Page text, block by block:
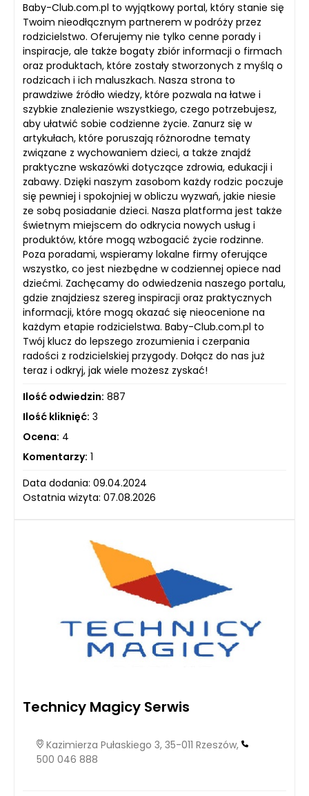
Baby-Club.com.pl to wyjątkowy portal, który stanie się
Twoim nieodłącznym partnerem w podróży przez
rodzicielstwo. Oferujemy nie tylko cenne porady i
inspiracje, ale także bogaty zbiór informacji o firmach
oraz produktach, które zostały stworzonych z myślą o
rodzicach i ich maluszkach. Nasza strona to
prawdziwe źródło wiedzy, które pozwala na łatwe i
szybkie znalezienie wszystkiego, czego potrzebujesz,
aby ułatwić sobie codzienne życie. Zanurz się w
artykułach, które poruszają różnorodne tematy
związane z wychowaniem dzieci, a także znajdź
praktyczne wskazówki dotyczące zdrowia, edukacji i
zabawy. Dzięki naszym zasobom każdy rodzic poczuje
się pewniej i spokojniej w obliczu wyzwań, jakie niesie
ze sobą posiadanie dzieci. Nasza platforma jest także
świetnym miejscem do odkrycia nowych usług i
produktów, które mogą wzbogacić życie rodzinne.
Poza poradami, wspieramy lokalne firmy oferujące
wszystko, co jest niezbędne w codziennej opiece nad
dziećmi. Zachęcamy do odwiedzenia naszego portalu,
gdzie znajdziesz szereg inspiracji oraz praktycznych
informacji, które mogą okazać się nieocenione na
każdym etapie rodzicielstwa. Baby-Club.com.pl to
Twój klucz do lepszego zrozumienia i czerpania
radości z rodzicielskiej przygody. Dołącz do nas już
teraz i odkryj, jak wiele możesz zyskać!
Ilość odwiedzin: 887
Ilość kliknięć: 3
Ocena: 4
Komentarzy: 1
Data dodania: 09.04.2024
Ostatnia wizyta: 07.08.2026
Technicy Magicy Serwis
Kazimierza Pułaskiego 3, 35-011 Rzeszów,
500 046 888